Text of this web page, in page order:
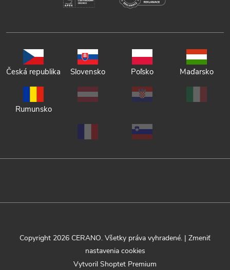
Česká republika Slovensko Poľsko Maďarsko
Rumunsko
Vytvoril Shoptet Premium
Copyright 2026 CERANO. Všetky práva vyhradené. | Zmeniť
nastavenia cookies